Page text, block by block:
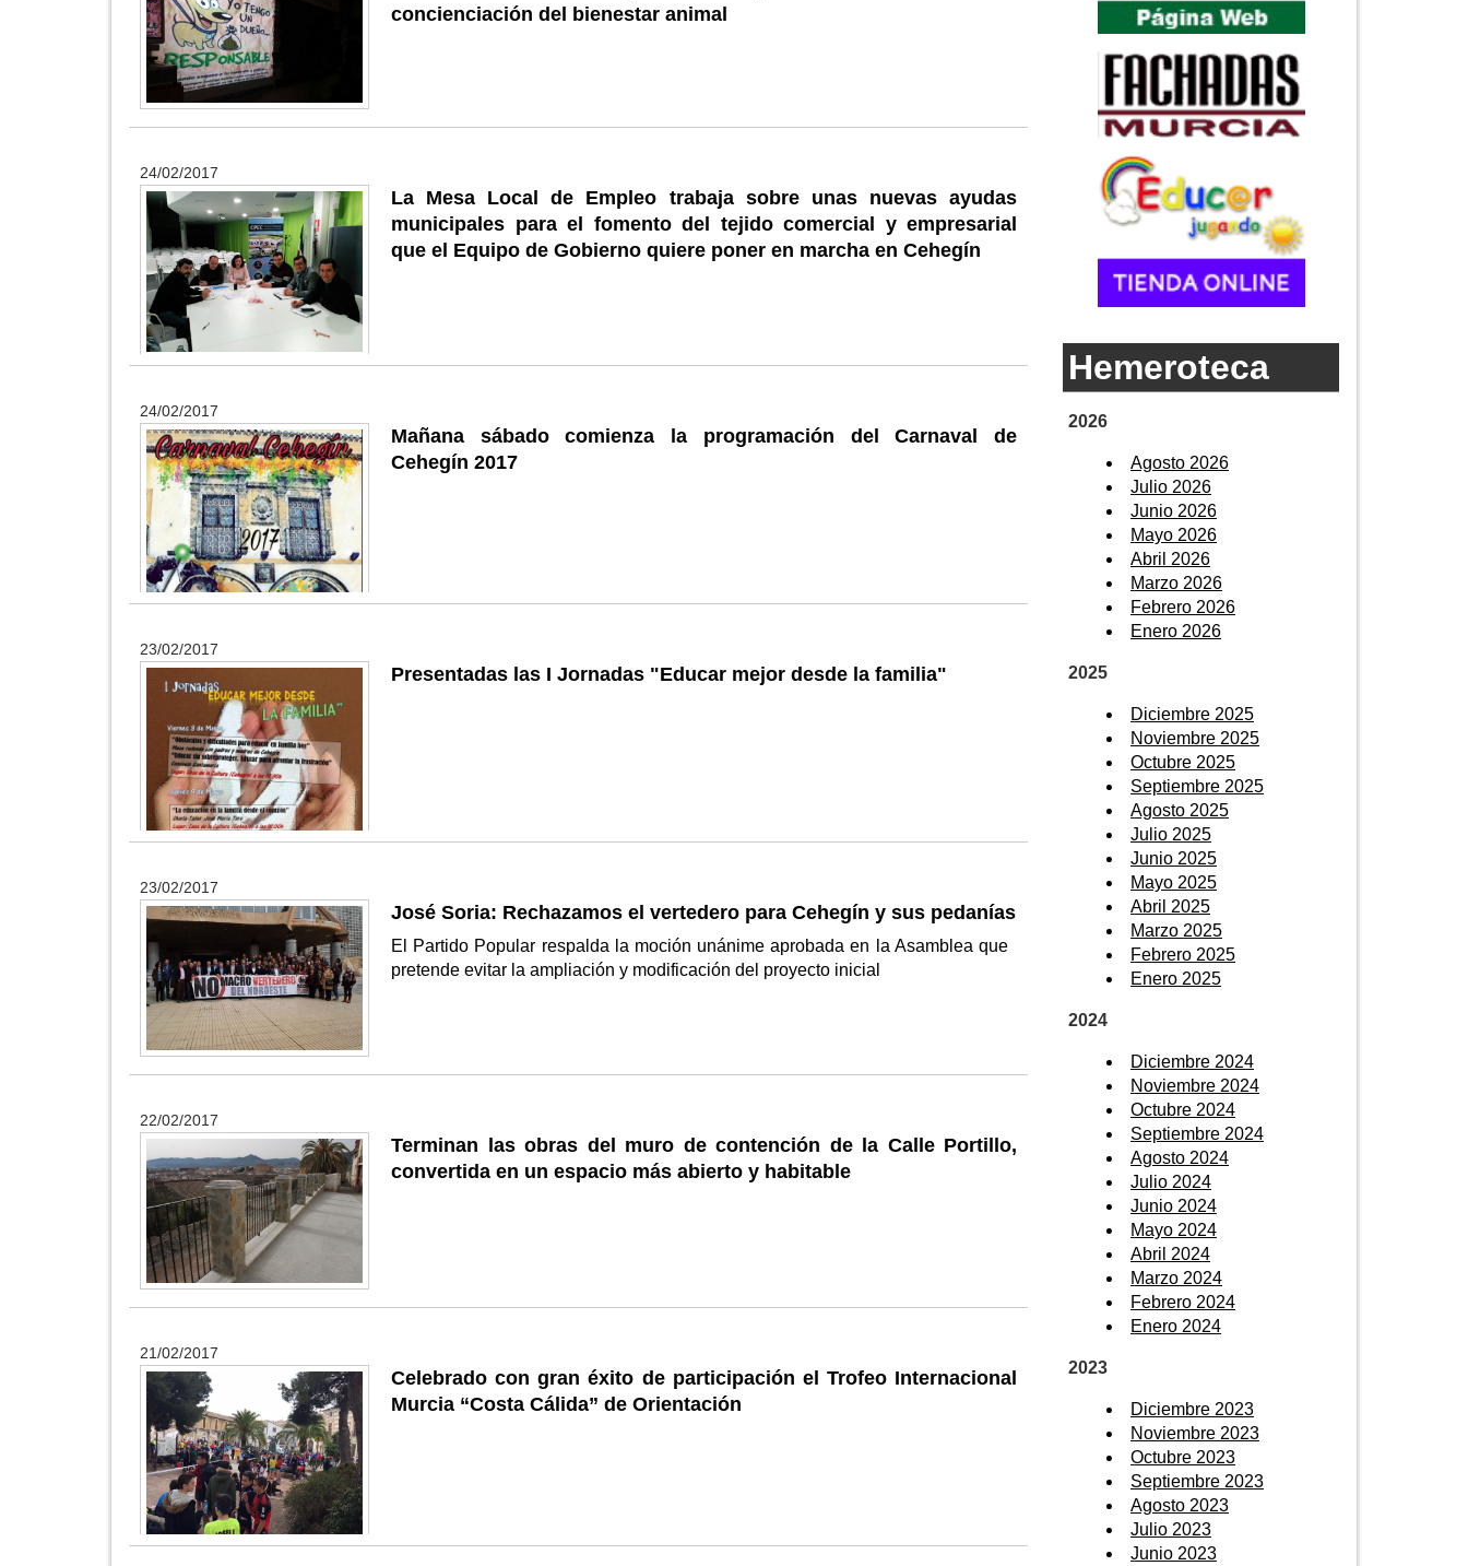
concienciación del bienestar animal
24/02/2017
La Mesa Local de Empleo trabaja sobre unas nuevas ayudas
municipales para el fomento del tejido comercial y empresarial
que el Equipo de Gobierno quiere poner en marcha en Cehegín
24/02/2017
Mañana sábado comienza la programación del Carnaval de
Cehegín 2017
23/02/2017
Presentadas las I Jornadas "Educar mejor desde la familia"
23/02/2017
José Soria: Rechazamos el vertedero para Cehegín y sus pedanías
El Partido Popular respalda la moción unánime aprobada en la Asamblea que
pretende evitar la ampliación y modificación del proyecto inicial
22/02/2017
Terminan las obras del muro de contención de la Calle Portillo,
convertida en un espacio más abierto y habitable
21/02/2017
Celebrado con gran éxito de participación el Trofeo Internacional
Murcia “Costa Cálida” de Orientación
Hemeroteca
2026
Agosto 2026
Julio 2026
Junio 2026
Mayo 2026
Abril 2026
Marzo 2026
Febrero 2026
Enero 2026
2025
Diciembre 2025
Noviembre 2025
Octubre 2025
Septiembre 2025
Agosto 2025
Julio 2025
Junio 2025
Mayo 2025
Abril 2025
Marzo 2025
Febrero 2025
Enero 2025
2024
Diciembre 2024
Noviembre 2024
Octubre 2024
Septiembre 2024
Agosto 2024
Julio 2024
Junio 2024
Mayo 2024
Abril 2024
Marzo 2024
Febrero 2024
Enero 2024
2023
Diciembre 2023
Noviembre 2023
Octubre 2023
Septiembre 2023
Agosto 2023
Julio 2023
Junio 2023